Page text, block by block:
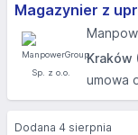
Magazynier z
Kraków
umowa
Dodana 4 sierpnia